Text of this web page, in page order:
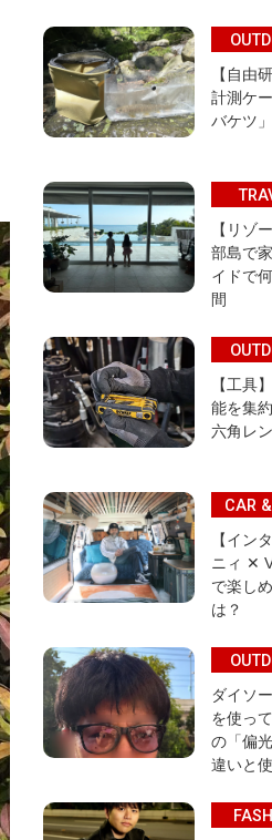
【自由
計測ケ
バケツ
【リゾ
部島で
イドで
間
【工具
能を集
六角レ
CAR
【イン
ニィ ✕
で楽し
は？
ダイソ
を使っ
の「偏
違いと